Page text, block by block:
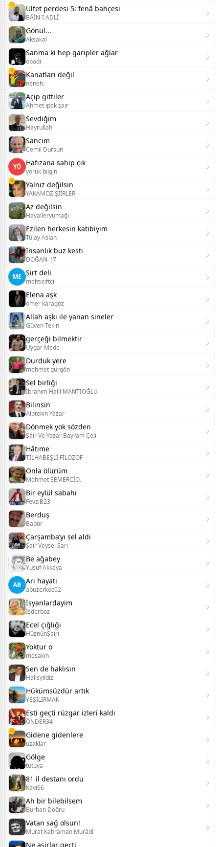
Ülfet perdesi 5: fenâ bahçesi
BÂİN-İ ADLÎ
Gönül...
Aksakal
Sanma ki hep garipler ağlar
obadi
Kanatları değil
neneh.
Açıp gittiler
Ahmet ipek şair
Sevdiğim
Hayrullah
Sancım
Cemil Dursun
YÖ Hafızana sahip çık
yörük bilgin
Yalnız değilsin
YAKAMOZ ŞİİRLER
Az değilsin
Hayalleryumağı
Ezilen herkesin katibiyim
Tülay Aslan
İnsanlık buz kesti
DOĞAN-17
ME Şirt deli
mehticiftci
Elena aşk
ömer karagöz
Allah aşkı ile yanan sineler
Güven Tekin
‎gerçeği bilmektir
Uygar Mede
Durduk yere
mehmet gürgön
Sel birliği
İbrahim Halil MANTIOĞLU
Bilinsin
Alptekin Yazar
Dönmek yok sözden
Şair Ve Yazar Bayram Çeli
Hâtime
TİLHABEŞLİ FİLOZOF
Onla ölürüm
Mehmet SEMERCİO.
Bir eylül sabahı
FevziB23
Berduş
Babür
Çarşamba’yı sel aldı
Şair Veysel Sari
Be ağabey
Yusuf Akkaya
AB Arı hayatı
abuzerkoc02
İsyanlardayim
İsderboz
Ecel çığlığı
HüznünŞairi
Yoktur o
mesakin
Sen de haklısın
Halisyildiz
Hükümsüzdür artık
YEŞİLIRMAK
Esti geçti rüzgar izleri kaldı
ÖNDER34
Gidene gidenlere
uzaklar
Gölge
tutuya
81 il destanı ordu
Kavi66
Ah bir bilebilsem
Burhan Doğru
Vatan sağ olsun!
Murat Kahraman Murâdî
Ne asirlar geçti